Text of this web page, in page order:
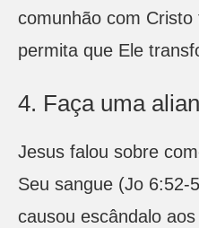
comunhão com
permita que Ele
4. Faça uma
Jesus falou sobre
Seu sangue (Jo 6:52-
causou escândalo